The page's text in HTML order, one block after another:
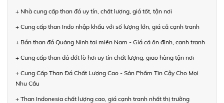
+ Nhà cung cấp than đá uy tín, chất lượng, giá tốt, tận nơi
+ Cung cấp than Indo nhập khẩu với số lượng lớn, giá cả cạnh tranh
+ Bán than đá Quảng Ninh tại miền Nam - Giá cả ổn định, cạnh tranh
+ Cung cấp than đá đốt lò hơi uy tín chất lượng, giao hàng tận nơi
+ Cung Cấp Than Đá Chất Lượng Cao - Sản Phẩm Tin Cậy Cho Mọi
Nhu Cầu
+ Than Indonesia chất lượng cao, giá cạnh tranh nhất thị trường